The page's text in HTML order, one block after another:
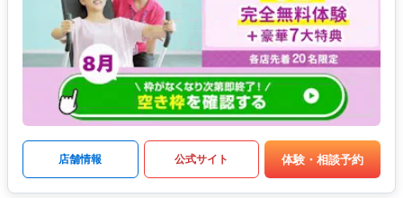
店舗情報 公式サイト 体験・相談予約